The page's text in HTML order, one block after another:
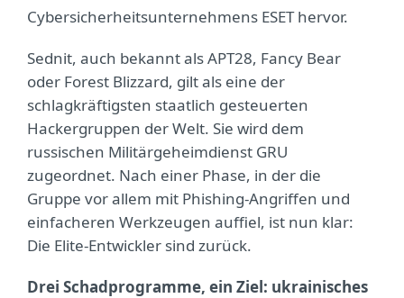
Cybersicherheitsunternehmens ESET hervor.
Sednit, auch bekannt als APT28, Fancy Bear
oder Forest Blizzard, gilt als eine der
schlagkräftigsten staatlich gesteuerten
Hackergruppen der Welt. Sie wird dem
russischen Militärgeheimdienst GRU
zugeordnet. Nach einer Phase, in der die
Gruppe vor allem mit Phishing-Angriffen und
einfacheren Werkzeugen auffiel, ist nun klar:
Die Elite-Entwickler sind zurück.
Drei Schadprogramme, ein Ziel: ukrainisches